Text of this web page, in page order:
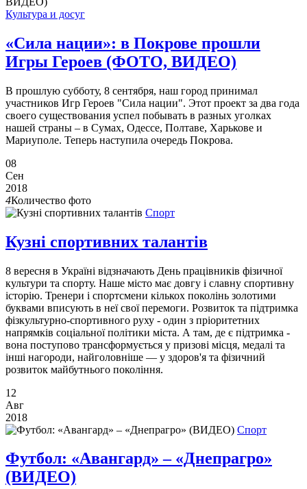
Культура и досуг
«Сила нации»: в Покрове прошли
Игры Героев (ФОТО, ВИДЕО)
В прошлую субботу, 8 сентября, наш город принимал
участников Игр Героев "Сила нации". Этот проект за два года
своего существования успел побывать в разных уголках
нашей страны – в Сумах, Одессе, Полтаве, Харькове и
Мариуполе. Теперь наступила очередь Покрова.
08
Сен
2018
4Количество фото
Спорт
Кузні спортивних талантів
8 вересня в Україні відзначають День працівників фізичної
культури та спорту. Наше місто має довгу і славну спортивну
історію. Тренери і спортсмени кількох поколінь золотими
буквами вписують в неї свої перемоги. Розвиток та підтримка
фізкультурно-спортивного руху - один з пріоритетних
напрямків соціальної політики міста. А там, де є підтримка -
вона поступово трансформується у призові місця, медалі та
інші нагороди, найголовніше — у здоров'я та фізичний
розвиток майбутнього покоління.
12
Авг
2018
Спорт
Футбол: «Авангард» – «Днепрагро»
(ВИДЕО)